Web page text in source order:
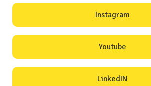
Instagram
Youtube
LinkedIN